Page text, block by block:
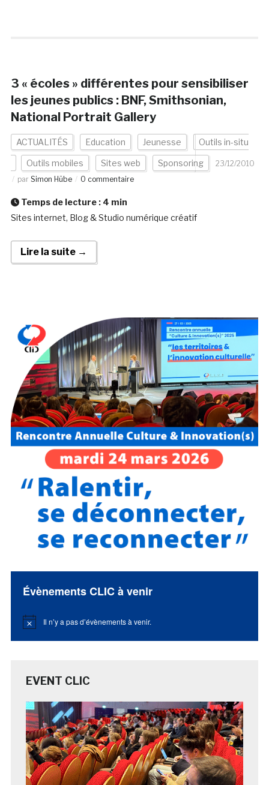
3 « écoles » différentes pour sensibiliser
les jeunes publics : BNF, Smithsonian,
National Portrait Gallery
ACTUALITÉS Education Jeunesse Outils in-situ
Outils mobiles Sites web Sponsoring
23/12/2010
par Simon Hübe 0 commentaire
Temps de lecture : 4 min
Sites internet, Blog & Studio numérique créatif
Lire la suite →
Évènements CLIC à venir
Notice Il n’y a pas d’évènements à venir.
EVENT CLIC